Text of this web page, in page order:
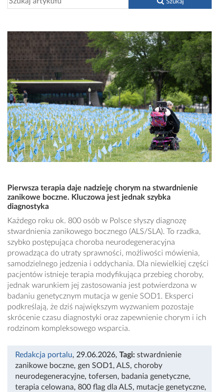
Szukaj
Pierwsza terapia daje nadzieję chorym na stwardnienie
zanikowe boczne. Kluczowa jest jednak szybka
diagnostyka
Każdego roku ok. 800 osób w Polsce słyszy diagnozę
stwardnienia zanikowego bocznego (ALS/SLA). To rzadka,
szybko postępująca choroba neurodegeneracyjna
prowadząca do utraty sprawności, możliwości mówienia,
samodzielnego jedzenia i oddychania. Dla niewielkiej części
pacjentów istnieje terapia modyfikująca przebieg choroby,
jednak warunkiem jej zastosowania jest potwierdzona w
badaniu genetycznym mutacja w genie SOD1. Eksperci
podkreślają, że dziś największym wyzwaniem pozostaje
skrócenie czasu diagnostyki oraz zapewnienie chorym i ich
rodzinom kompleksowego wsparcia.
Redakcja portalu, 29.06.2026, Tagi: stwardnienie
zanikowe boczne, gen SOD1 , ALS, choroby
neurodegeneracyjne, tofersen, badania genetyczne,
terapia celowana, 800 flag dla ALS, mutacje genetyczne,